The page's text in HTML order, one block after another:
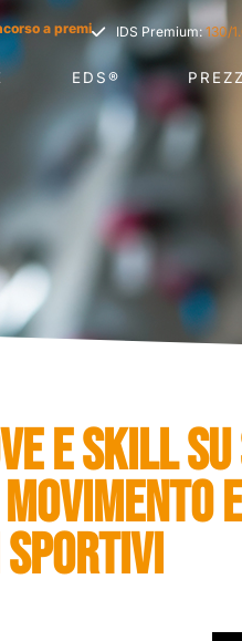
a premi IDS Premium:130/
EDS®
E SKILL